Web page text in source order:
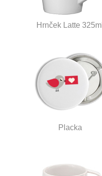
Hrnček Latte 325ml
Placka